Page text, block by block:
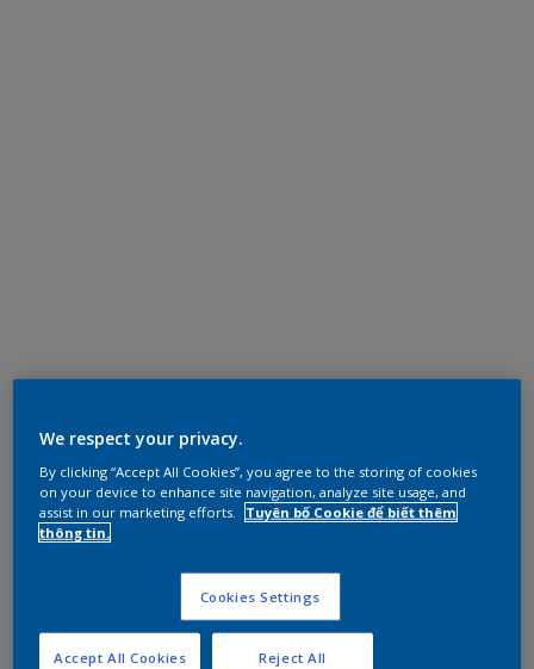
We respect your privacy.
By clicking “Accept All Cookies”, you agree to the storing of cookies
on your device to enhance site navigation, analyze site usage, and
assist in our marketing efforts.
Tuyên bố Cookie để biết thêm
thông tin.
Cookies Settings
Reject All
Accept All Cookies